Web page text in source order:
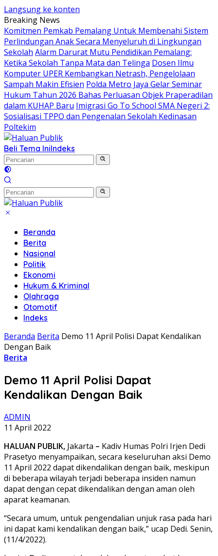
Langsung ke konten
Breaking News
Komitmen Pemkab Pemalang Untuk Membenahi Sistem
Perlindungan Anak Secara Menyeluruh di Lingkungan
Sekolah Alarm Darurat Mutu Pendidikan Pemalang:
Ketika Sekolah Tanpa Mata dan Telinga Dosen Ilmu
Komputer UPER Kembangkan Netrash, Pengelolaan
Sampah Makin Efisien Polda Metro Jaya Gelar Seminar
Hukum Tahun 2026 Bahas Perluasan Objek Praperadilan
dalam KUHAP Baru Imigrasi Go To School SMA Negeri 2:
Sosialisasi TPPO dan Pengenalan Sekolah Kedinasan
Poltekim
Beli Tema IniIndeks
Beranda
Berita
Nasional
Politik
Ekonomi
Hukum & Kriminal
Olahraga
Otomotif
Indeks
Beranda Berita Demo 11 April Polisi Dapat Kendalikan
Dengan Baik
Berita
Demo 11 April Polisi Dapat
Kendalikan Dengan Baik
ADMIN
11 April 2022
HALUAN PUBLIK, Jakarta – Kadiv Humas Polri Irjen Dedi
Prasetyo menyampaikan, secara keseluruhan aksi Demo
11 April 2022 dapat dikendalikan dengan baik, meskipun
di beberapa wilayah terjadi beberapa insiden namun
dapat dengan cepat dikendalikan dengan aman oleh
aparat keamanan.
“Secara umum, untuk pengendalian unjuk rasa pada hari
ini dapat kami kendalikan dengan baik,” ucap Dedi. Senin,
(11/4/2022).